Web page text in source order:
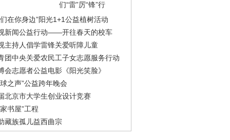
们“雷”厉“锋”行
在你身边”阳光1+1公益植树活动
新闻公益行动——开往春天的校车
主持人倡学雷锋关爱听障儿童
团中央关爱农民工子女志愿服务行动
会志愿者公益电影《阳光笑脸》
之声”公益跨年晚会
北京市大学生创业设计竞赛
书屋”工程
藏族孤儿益西曲宗